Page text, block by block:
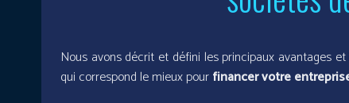
Nous avons décrit et défini les principaux avantages
qui correspond le mieux pourfinancer votre